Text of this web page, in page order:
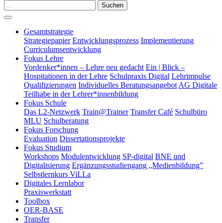
Suchen
Gesamtstrategie
Strategiepapier Entwicklungsprozess Implementierung
Curriculumsentwicklung
Fokus Lehre
Vordenker*innen – Lehre neu gedacht Ein | Blick –
Hospitationen in der Lehre Schulpraxis Digital Lehrimpulse
Qualifizierungen Individuelles Beratungsangebot AG Digitale
Teilhabe in der Lehrer*innenbildung
Fokus Schule
Das L2-Netzwerk Train@Trainer Transfer Café Schulbüro
MLU Schulberatung
Fokus Forschung
Evaluation Dissertationsprojekte
Fokus Studium
Workshops Modulentwicklung SP-digital BNE und
Digitalisierung Ergänzungsstudiengang „Medienbildung”
Selbstlernkurs ViLLa
Digitales Lernlabor
Praxiswerkstatt
Toolbox
OER-BASE
Transfer